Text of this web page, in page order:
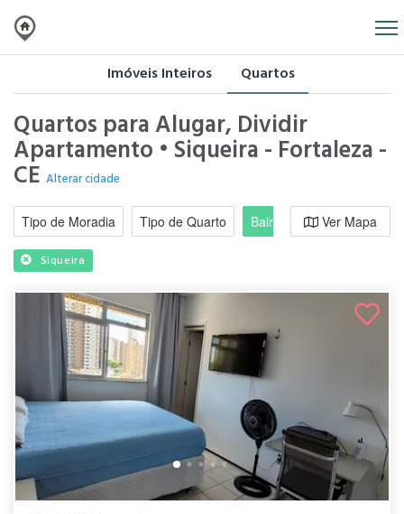
Imóveis Inteiros Quartos
Quartos para Alugar, Dividir
Apartamento • Siqueira - Fortaleza -
CE Alterar cidade
Tipo de Moradia Tipo de Quarto Bairro / RegiãoVer Mapa
Siqueira